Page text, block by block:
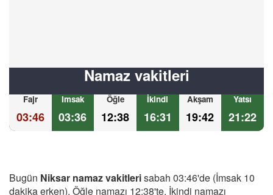
Namaz vakitleri
Fajr
03:46
Imsak
03:36
Öğle
12:38
İkindi
16:31
Akşam
19:42
Yatsı
21:22
Bugün Niksar namaz vakitlerisabah 03:46'de (İmsak 10
dakika erken), Öğle namazı 12:38'te, İkindi namazı